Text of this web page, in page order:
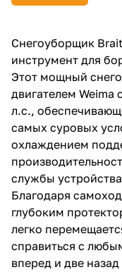
Снегоуборщик
инструмент для
Этот мощный
двигателем
л.с.,
самых суровых
охлаждением
службы
Благодаря
глубоким
легко
справиться с
вперед и две
недели